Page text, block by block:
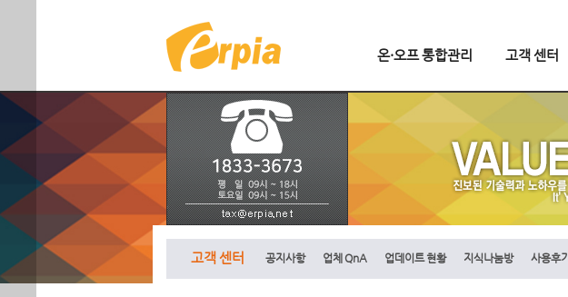
온·오프 통합관리 고객 센터
고객 센터 공지사항 업체 QnA 업데이트 현황 지식나눔방 사용후기